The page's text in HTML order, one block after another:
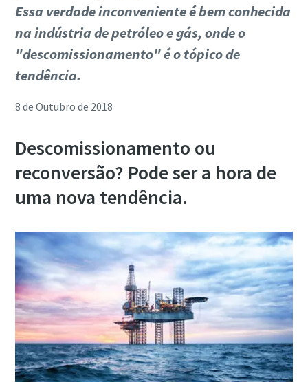
Essa verdade inconveniente é bem conhecida
na indústria de petróleo e gás, onde o
"descomissionamento" é o tópico de
tendência.
8 de Outubro de 2018
Descomissionamento ou
reconversão? Pode ser a hora de
uma nova tendência.